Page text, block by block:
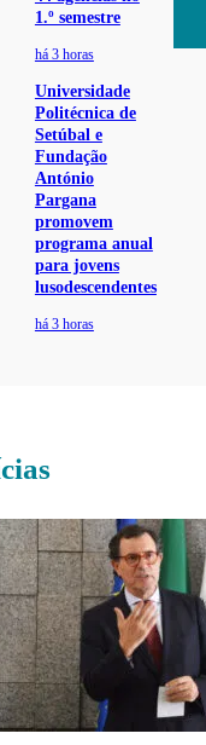
1.º semestre
há 3 horas
Universidade
Politécnica de
Setúbal e
Fundação
António
Pargana
promovem
programa anual
para jovens
lusodescendentes
há 3 horas